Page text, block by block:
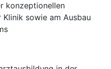
konzeptionellen
sowie am Ausbau